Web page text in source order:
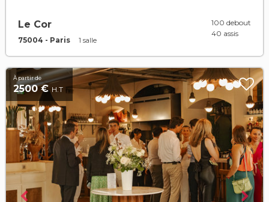
Le Cor
75004 - Paris 1 salle
100 debout
40 assis
À partir de
2500 € H.T